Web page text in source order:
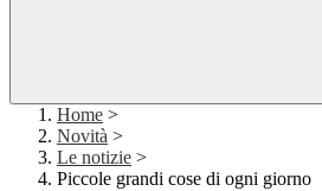
Home >
Novità >
Le notizie >
Piccole grandi cose di ogni giorno